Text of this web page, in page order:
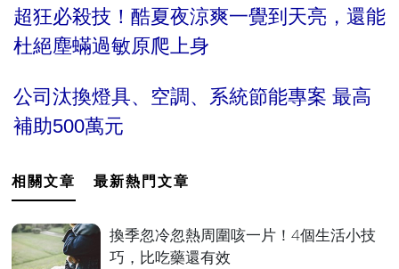
超狂必殺技！酷夏夜涼爽一覺到天亮，還能
杜絕塵蟎過敏原爬上身
公司汰換燈具、空調、系統節能專案 最高
補助500萬元
相關文章 最新熱門文章
換季忽冷忽熱周圍咳一片！4個生活小技
巧，比吃藥還有效